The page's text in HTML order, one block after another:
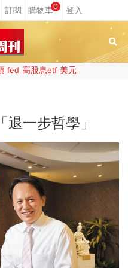
0
fed 高股息etf 美元
一步哲學」